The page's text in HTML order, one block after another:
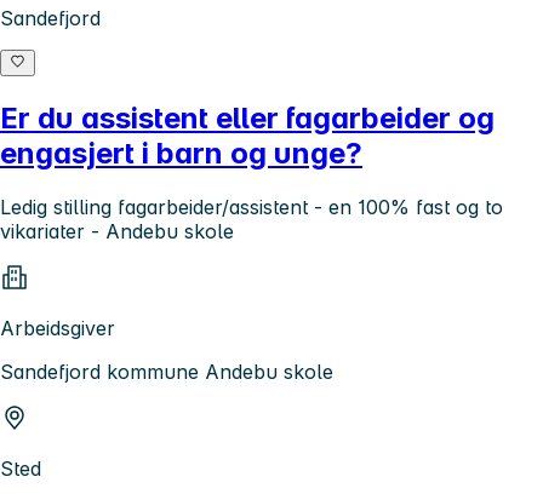
Sandefjord
Er du assistent eller fagarbeider og
engasjert i barn og unge?
Ledig stilling fagarbeider/assistent - en 100% fast og to
vikariater - Andebu skole
Arbeidsgiver
Sandefjord kommune Andebu skole
Sted